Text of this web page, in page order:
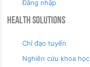
Đăng nhập
Health Solutions
Chỉ đạo tuyến
Nghiên cứu khoa học